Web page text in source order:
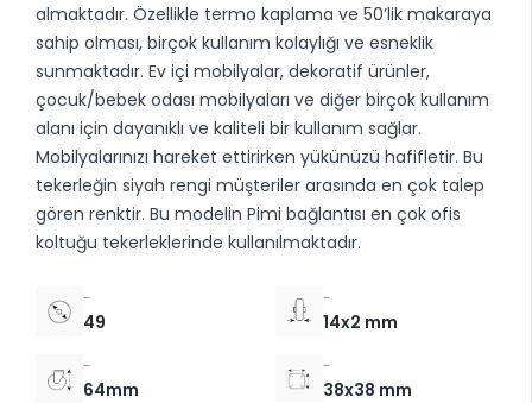
almaktadır. Özellikle termo kaplama ve 50’lik makaraya
sahip olması, birçok kullanım kolaylığı ve esneklik
sunmaktadır. Ev içi mobilyalar, dekoratif ürünler,
çocuk/bebek odası mobilyaları ve diğer birçok kullanım
alanı için dayanıklı ve kaliteli bir kullanım sağlar.
Mobilyalarınızı hareket ettirirken yükünüzü hafifletir. Bu
tekerleğin siyah rengi müşteriler arasında en çok talep
gören renktir. Bu modelin Pimi bağlantısı en çok ofis
koltuğu tekerleklerinde kullanılmaktadır.
-
49
-
14x2 mm
-
64mm
-
38x38 mm